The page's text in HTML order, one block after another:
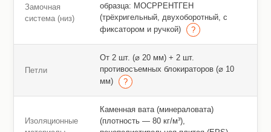
Замочная
система (низ)
образца: МОСРРЕНТГЕН
(трёхригельный, двухоборотный, с
фиксатором и ручкой)
Петли
От 2 шт. (⌀ 20 мм) + 2 шт.
противосъемных блокираторов (⌀ 10
мм)
Изоляционные
Каменная вата (минераловата)
(плотность — 80 кг/м³),